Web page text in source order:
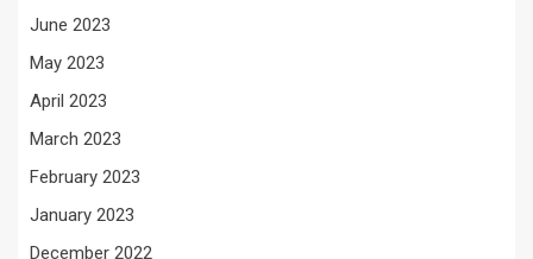
June 2023
May 2023
April 2023
March 2023
February 2023
January 2023
December 2022